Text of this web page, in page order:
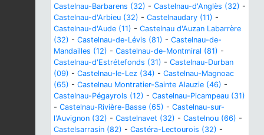
Castelnau-Barbarens (32) - Castelnau-d'Anglès (32) -
Castelnau-d'Arbieu (32) - Castelnaudary (11) -
Castelnau-d'Aude (11) - Castelnau d'Auzan Labarrère
(32) - Castelnau-de-Lévis (81) - Castelnau-de-
Mandailles (12) - Castelnau-de-Montmiral (81) -
Castelnau-d'Estrétefonds (31) - Castelnau-Durban
(09) - Castelnau-le-Lez (34) - Castelnau-Magnoac
(65) - Castelnau Montratier-Sainte Alauzie (46) -
Castelnau-Pégayrols (12) - Castelnau-Picampeau (31)
- Castelnau-Rivière-Basse (65) - Castelnau-sur-
l'Auvignon (32) - Castelnavet (32) - Castelnou (66) -
Castelsarrasin (82) - Castéra-Lectourois (32) -